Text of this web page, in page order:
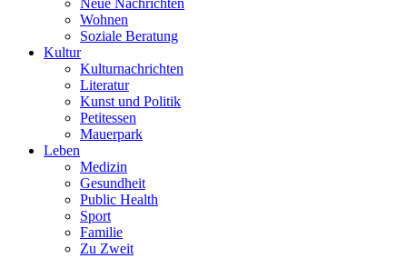
Neue Nachrichten
Wohnen
Soziale Beratung
Kultur
Kulturnachrichten
Literatur
Kunst und Politik
Petitessen
Mauerpark
Leben
Medizin
Gesundheit
Public Health
Sport
Familie
Zu Zweit